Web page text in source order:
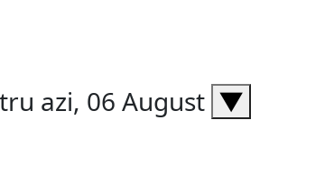
azi, 06 August ▼